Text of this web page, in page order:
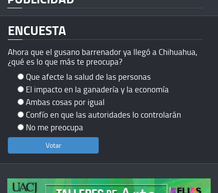
ENCUESTA
Ahora que el gusano barrenador ya llegó a Chihuahua,
¿qué es lo que más te preocupa?
Que afecte la salud de las personas
El impacto en la ganadería y la economía
Ambas cosas por igual
Confío en que las autoridades lo controlarán
No me preocupa